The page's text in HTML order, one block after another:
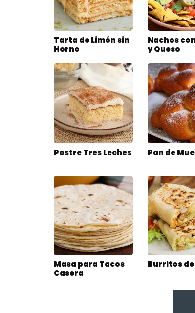
Tarta de Limón sin
Horno
Nachos
y Queso
Postre Tres Leches Pan de
Masa para Tacos
Casera
Burritos